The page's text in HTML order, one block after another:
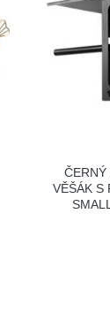
ČERNÝ
VĚŠÁK S